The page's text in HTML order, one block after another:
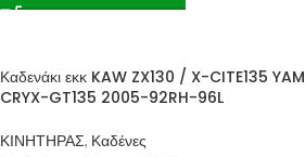
Καδενάκι εκκ KAW ZX130 / X-CITE135 YAM
CRYX-GT135 2005-92RH-96L
ΚΙΝΗΤΗΡΑΣ, Καδένες